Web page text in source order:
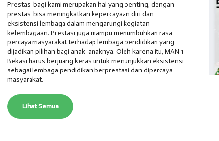
Prestasi bagi kami merupakan hal yang penting, dengan
prestasi bisa meningkatkan kepercayaan diri dan
eksistensi lembaga dalam mengarungi kegiatan
kelembagaan. Prestasi juga mampu menumbuhkan rasa
percaya masyarakat terhadap lembaga pendidikan yang
dijadikan pilihan bagi anak-anaknya. Oleh karena itu, MAN 1
Bekasi harus berjuang keras untuk menunjukkan eksistensi
sebagai lembaga pendidikan berprestasi dan dipercaya
masyarakat.
Lihat Semua